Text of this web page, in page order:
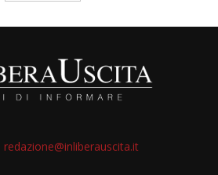
redazione@inliberauscita.it